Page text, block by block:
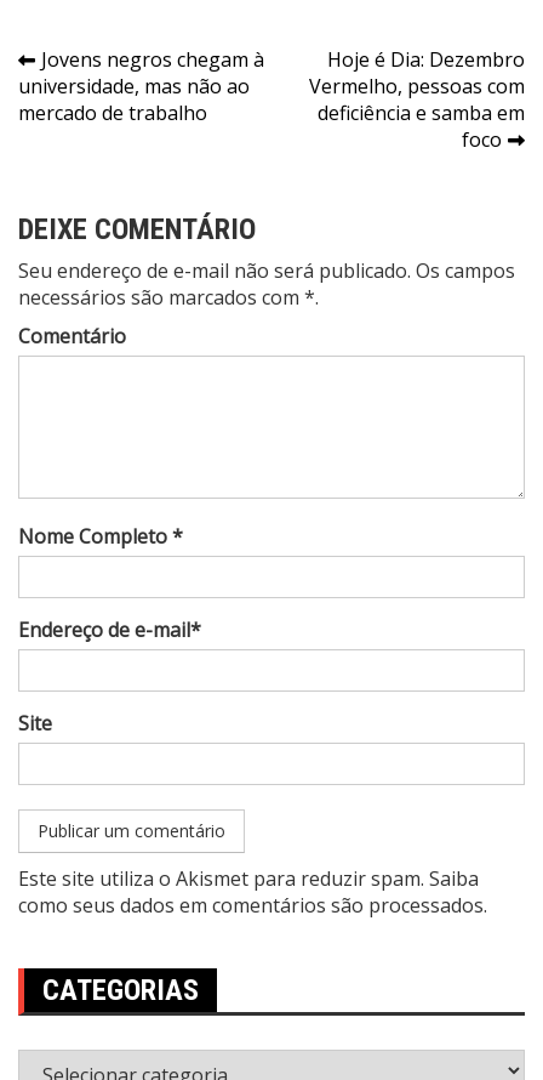
Navegação
de
Jovens negros chegam à
universidade, mas não ao
mercado de trabalho
Hoje é Dia: Dezembro
Vermelho, pessoas com
deficiência e samba em
foco
DEIXE COMENTÁRIO
Seu endereço de e-mail não será publicado. Os campos
necessários são marcados com *.
Comentário
Nome Completo *
Endereço de e-mail*
Site
Este site utiliza o Akismet para reduzir spam. Saiba
como seus dados em comentários são processados.
CATEGORIAS
Categorias